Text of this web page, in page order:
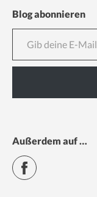
Blog abonnieren
Gib deine E-Mail-Adresse ein ...
Außerdem auf …
Facebook